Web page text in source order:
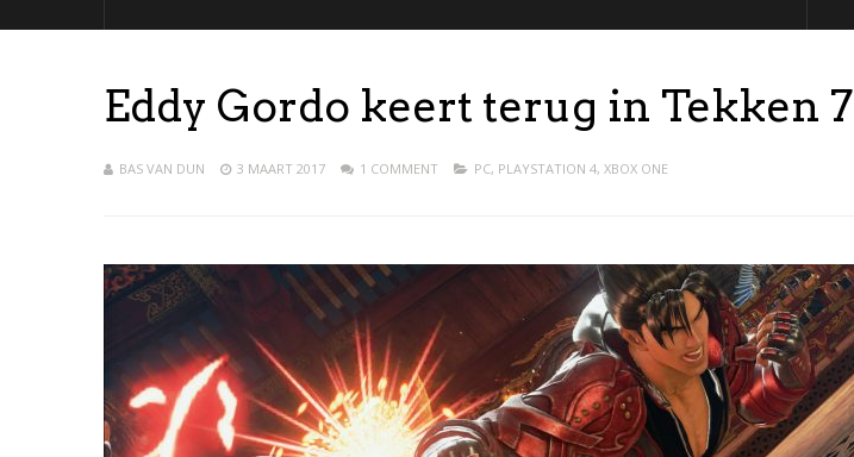
Eddy Gordo keert terug in Tekken 7
BAS VAN DUN 3 MAART 2017 1 COMMENT PC, PLAYSTATION 4, XBOX ONE